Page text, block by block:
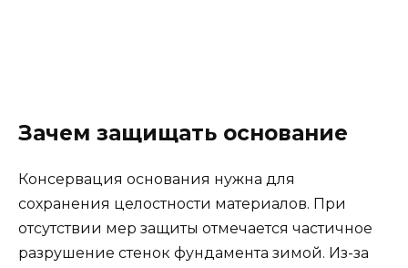
Зачем защищать основание
Консервация основания нужна для
сохранения целостности материалов. При
отсутствии мер защиты отмечается частичное
разрушение стенок фундамента зимой. Из-за